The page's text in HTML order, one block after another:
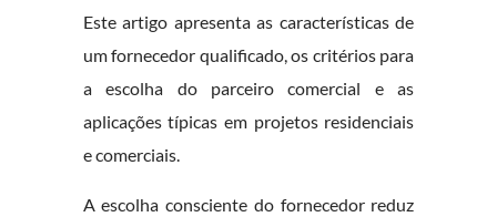
Este artigo apresenta as características de
um fornecedor qualificado, os critérios para
a escolha do parceiro comercial e as
aplicações típicas em projetos residenciais
e comerciais.
A escolha consciente do fornecedor reduz